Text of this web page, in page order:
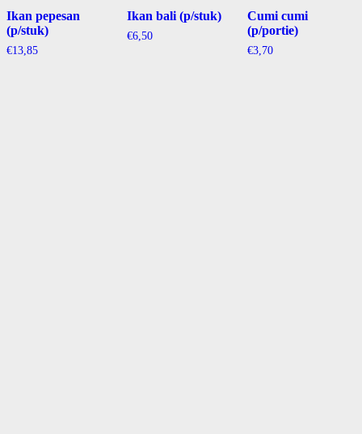
Ikan pepesan
(p/stuk)
€13,85
Ikan bali (p/stuk)
€6,50
Cumi cumi
(p/portie)
€3,70